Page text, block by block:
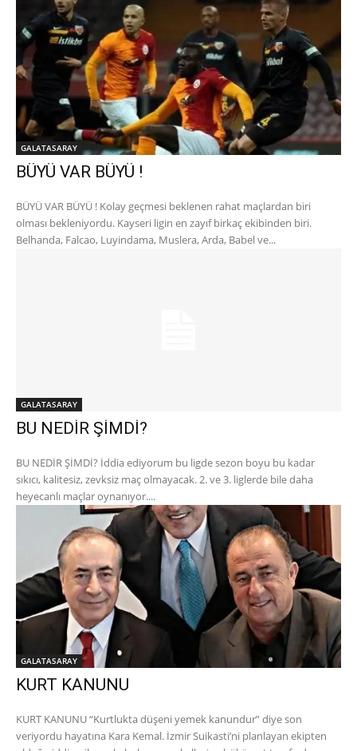
GALATASARAY
BÜYÜ VAR BÜYÜ !
BÜYÜ VAR BÜYÜ ! Kolay geçmesi beklenen rahat maçlardan biri
olması bekleniyordu. Kayseri ligin en zayıf birkaç ekibinden biri.
Belhanda, Falcao, Luyindama, Muslera, Arda, Babel ve...
GALATASARAY
BU NEDİR ŞİMDİ?
BU NEDİR ŞİMDİ? İddia ediyorum bu ligde sezon boyu bu kadar
sıkıcı, kalitesiz, zevksiz maç olmayacak. 2. ve 3. liglerde bile daha
heyecanlı maçlar oynanıyor....
GALATASARAY
KURT KANUNU
KURT KANUNU “Kurtlukta düşeni yemek kanundur” diye son
veriyordu hayatına Kara Kemal. İzmir Suikasti’ni planlayan ekipten